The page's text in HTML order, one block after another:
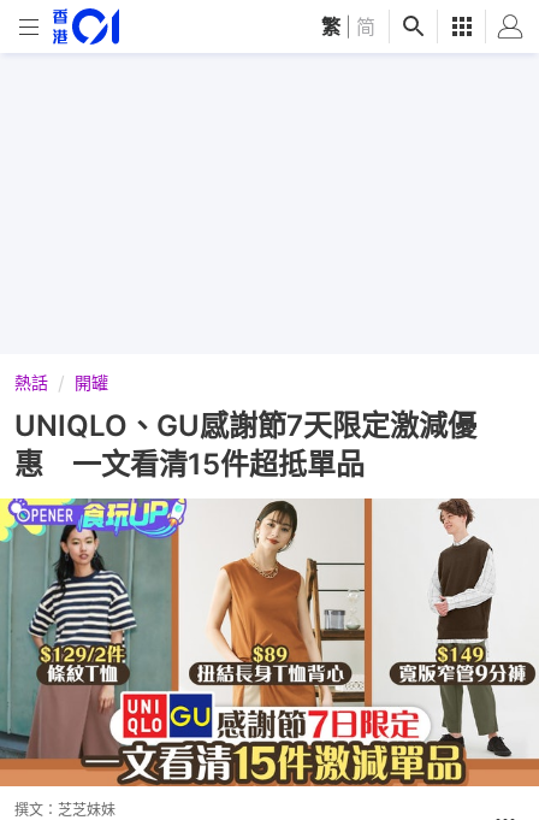
繁 简
熱話 開罐
UNIQLO、GU感謝節7天限定激減優
惠 一文看清15件超抵單品
撰文： 芝芝妹妹